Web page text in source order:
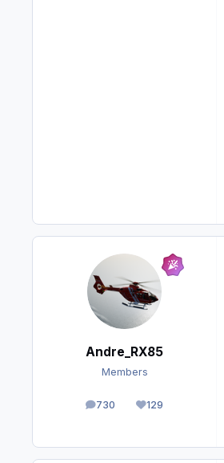
Andre_RX85
Members
730
posts 129
Reputation